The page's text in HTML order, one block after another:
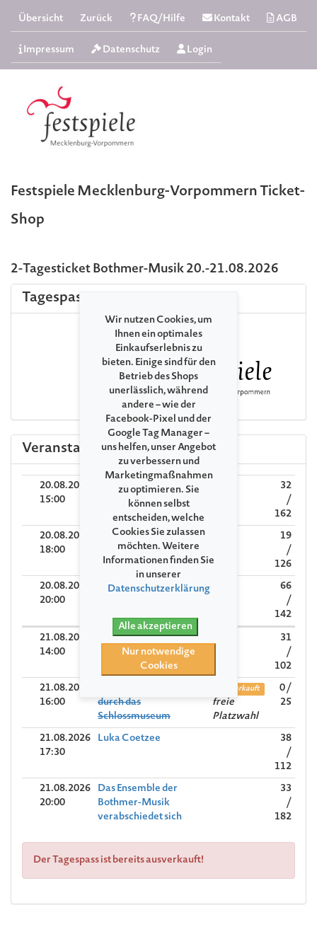
Übersicht Zurück FAQ/Hilfe Kontakt AGB
Impressum Datenschutz Login
Festspiele Mecklenburg-Vorpommern Ticket-
Shop
2-Tagesticket Bothmer-Musik 20.-21.08.2026
Tagespass
Veranstaltungen
20.08.2026
15:00
Lewin Creuz
32
/
162
20.08.2026
18:00
Laura Lootens
19
/
126
20.08.2026
20:00
Samuel Rosenthal
66
/
142
21.08.2026
14:00
Trio Concept
31
/
102
21.08.2026
16:00
durch das
Schlossmuseum
Ausverkauft
freie
Platzwahl
0 /
25
21.08.2026
17:30
Luka Coetzee
38
/
112
21.08.2026
20:00
Das Ensemble der
Bothmer-Musik
verabschiedet sich
33
/
182
Der Tagespass ist bereits ausverkauft!
Wir nutzen Cookies, um
Ihnen ein optimales
Einkaufserlebnis zu
bieten. Einige sind für den
Betrieb des Shops
unerlässlich, während
andere – wie der
Facebook-Pixel und der
Google Tag Manager –
uns helfen, unser Angebot
zu verbessern und
Marketingmaßnahmen
zu optimieren. Sie
können selbst
entscheiden, welche
Cookies Sie zulassen
möchten. Weitere
Informationen finden Sie
in unserer
Datenschutzerklärung
Alle akzeptieren
Nur notwendige
Cookies